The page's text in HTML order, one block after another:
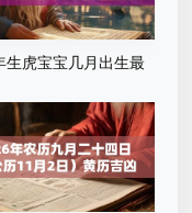
生虎宝宝几月出生最
析来了